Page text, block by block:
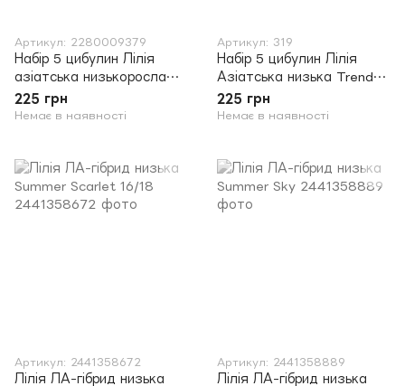
Артикул: 2280009379
Набір 5 цибулин Лілія
азіатська низькоросла
Trendy Dakota 12/14
225 грн
Немає в наявності
Артикул: 319
Набір 5 цибулин Лілія
Азіатська низька Trendy
Pamplona 12/14 (цибулина
проросла)
225 грн
Немає в наявності
Артикул: 2441358672
Лілія ЛА-гібрид низька
Артикул: 2441358889
Лілія ЛА-гібрид низька